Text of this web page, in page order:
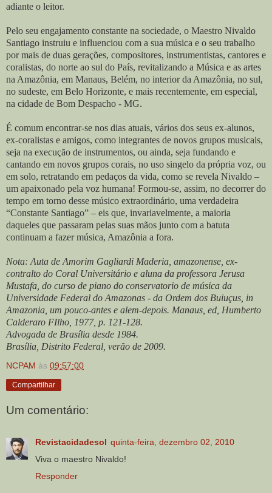
adiante o leitor.
Pelo seu engajamento constante na sociedade, o Maestro Nivaldo
Santiago instruiu e influenciou com a sua música e o seu trabalho
por mais de duas gerações, compositores, instrumentistas, cantores e
coralistas, do norte ao sul do País, revitalizando a Música e as artes
na Amazônia, em Manaus, Belém, no interior da Amazônia, no sul,
no sudeste, em Belo Horizonte, e mais recentemente, em especial,
na cidade de Bom Despacho - MG.
É comum encontrar-se nos dias atuais, vários dos seus ex-alunos,
ex-coralistas e amigos, como integrantes de novos grupos musicais,
seja na execução de instrumentos, ou ainda, seja fundando e
cantando em novos grupos corais, no uso singelo da própria voz, ou
em solo, retratando em pedaços da vida, como se revela Nivaldo –
um apaixonado pela voz humana! Formou-se, assim, no decorrer do
tempo em torno desse músico extraordinário, uma verdadeira
“Constante Santiago” – eis que, invariavelmente, a maioria
daqueles que passaram pelas suas mãos junto com a batuta
continuam a fazer música, Amazônia a fora.
Nota: Auta de Amorim Gagliardi Maderia, amazonense, ex-
contralto do Coral Universitário e aluna da professora Jerusa
Mustafa, do curso de piano do conservatorio de música da
Universidade Federal do Amazonas - da Ordem dos Buiuçus, in
Amazonia, um pouco-antes e alem-depois. Manaus, ed, Humberto
Calderaro FIlho, 1977, p. 121-128.
Advogada de Brasília desde 1984.
Brasília, Distrito Federal, verão de 2009.
NCPAM às 09:57:00
Compartilhar
Um comentário:
Revistacidadesol quinta-feira, dezembro 02, 2010
Viva o maestro Nivaldo!
Responder